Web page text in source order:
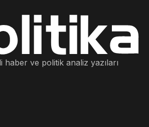
ve politik analiz yazıları